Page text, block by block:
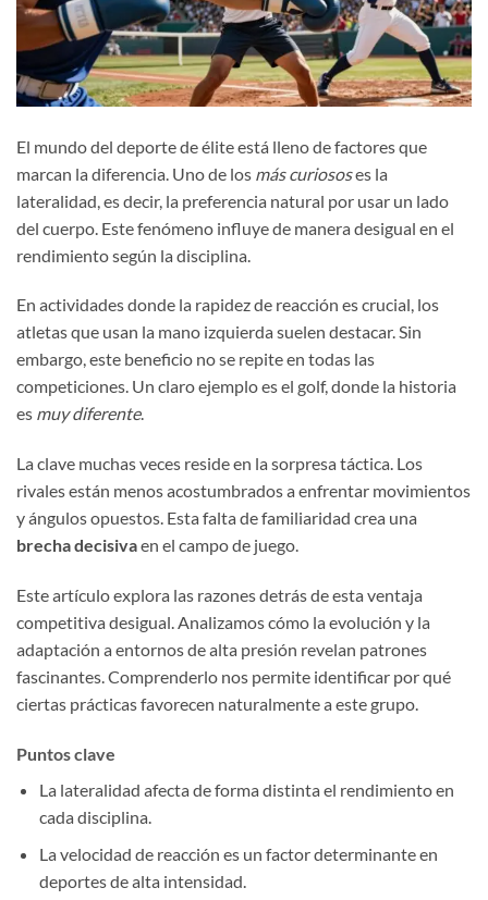
El mundo del deporte de élite está lleno de factores que
marcan la diferencia. Uno de los más curiososes la
lateralidad, es decir, la preferencia natural por usar un lado
del cuerpo. Este fenómeno influye de manera desigual en el
rendimiento según la disciplina.
En actividades donde la rapidez de reacción es crucial, los
atletas que usan la mano izquierda suelen destacar. Sin
embargo, este beneficio no se repite en todas las
competiciones. Un claro ejemplo es el golf, donde la historia
es muy diferente.
La clave muchas veces reside en la sorpresa táctica. Los
rivales están menos acostumbrados a enfrentar movimientos
y ángulos opuestos. Esta falta de familiaridad crea una
brecha decisivaen el campo de juego.
Este artículo explora las razones detrás de esta ventaja
competitiva desigual. Analizamos cómo la evolución y la
adaptación a entornos de alta presión revelan patrones
fascinantes. Comprenderlo nos permite identificar por qué
ciertas prácticas favorecen naturalmente a este grupo.
Puntos clave
La lateralidad afecta de forma distinta el rendimiento en
cada disciplina.
La velocidad de reacción es un factor determinante en
deportes de alta intensidad.